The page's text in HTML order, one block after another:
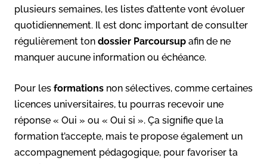
plusieurs semaines, les listes d’attente vont évoluer
quotidiennement. Il est donc important de consulter
régulièrement ton dossier Parcoursup afin de ne
manquer aucune information ou échéance.
Pour les formations non sélectives, comme certaines
licences universitaires, tu pourras recevoir une
réponse « Oui » ou « Oui si ». Ça signifie que la
formation t’accepte, mais te propose également un
accompagnement pédagogique, pour favoriser ta